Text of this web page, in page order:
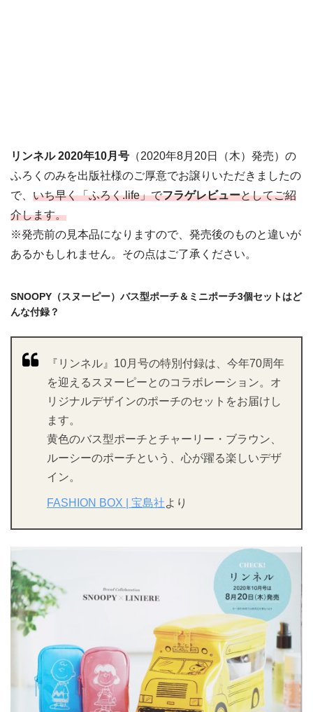
リンネル 2020年10月号 （2020年8月20日（木）発売）の
ふろくのみを出版社様のご厚意でお譲りいただきましたの
で、 いち早く「ふろく.life」でフラゲレビューとしてご紹
介します。
※発売前の見本品になりますので、発売後のものと違いが
あるかもしれません。その点はご了承ください。
SNOOPY（スヌーピー）バス型ポーチ＆ミニポーチ3個セットはど
んな付録？
『リンネル』10月号の特別付録は、今年70周年
を迎えるスヌーピーとのコラボレーション。オ
リジナルデザインのポーチのセットをお届けし
ます。
黄色のバス型ポーチとチャーリー・ブラウン、
ルーシーのポーチという、心が躍る楽しいデザ
イン。
FASHION BOX | 宝島社より